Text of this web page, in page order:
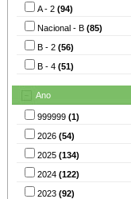
A - 2 (94)
Nacional - B (85)
B - 2 (56)
B - 4 (51)
Ano
999999 (1)
2026 (54)
2025 (134)
2024 (122)
2023 (92)